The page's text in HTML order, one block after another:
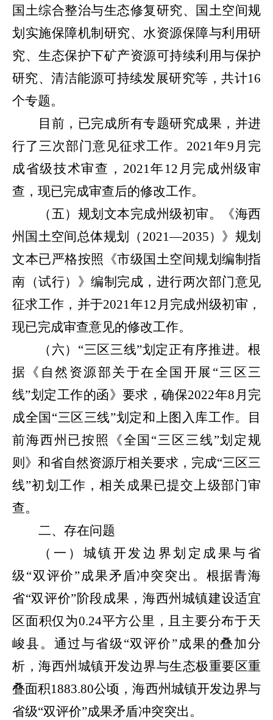
国土综合整治与生态修复研究、国土空间规
划实施保障机制研究、水资源保障与利用研
究、生态保护下矿产资源可持续利用与保护
研究、清洁能源可持续发展研究等，共计16
个专题。
目前，已完成所有专题研究成果，并进
行了三次部门意见征求工作。 2021年9 月完
成省级技术审查， 2021年 12 月完成州级审
查，现已完成审查后的修改工作。
（五）规划文本完成州级初审。
《海西
州国土空间总体规划（ 2021—2035）》规划
文本已严格按照《市级国土空间规划编制指
南（试行）》编制完成，进行两次部门意见
征求工作，并于2021年12 月完成州级初审，
现已完成审查意见的修改工作。
（六）“三区三线”划定正有序推进。 根
据《自然资源部关于在全国开展“三区三
线”划定工作的函》 要求，确保2022年8 月完
成全国“三区三线”划定和上图入库工作。目
前海西州已按照《全国“三区三线”划定规
则》和省自然资源厅相关要求，完成“三区三
线”初划工作，相关成果已提交上级部门审
查。
二、存在问题
（一）城镇开发边界划定成果与省
级“双评价”成果矛盾冲突突出。 根据青海
省“双评价”阶段成果，海西州城镇建设适宜
区面积仅为0.24平方公里，且主要分布于天
峻县。通过与省级“双评价”成果的叠加分
析，海西州城镇开发边界与生态极重要区重
叠面积1883.80公顷，海西州城镇开发边界与
省级“双评价”成果矛盾冲突突出。